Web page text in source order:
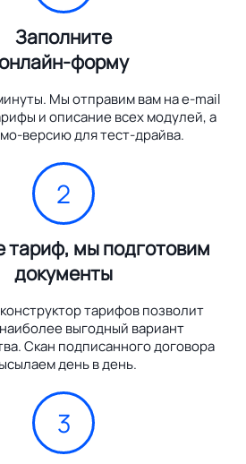
Заполните
форму
Мы отправим вам на e-mail
и описание всех модулей, а
версию для тест-драйва.
2
тариф, мы подготовим
документы
тарифов позволит
выгодный вариант
Скан подписанного договора
день в день.
3